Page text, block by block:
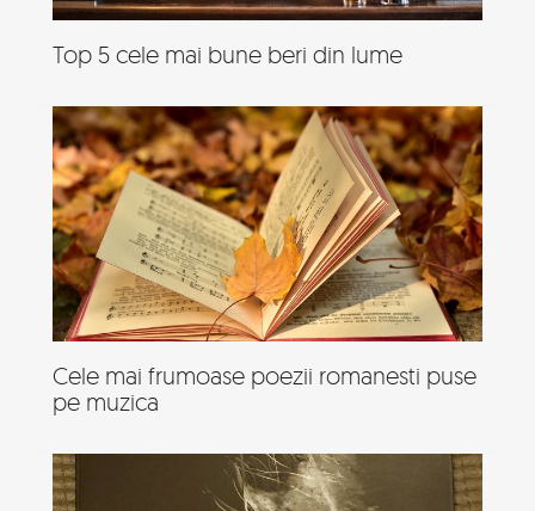
Top 5 cele mai bune beri din lume
Cele mai frumoase poezii romanesti puse
pe muzica